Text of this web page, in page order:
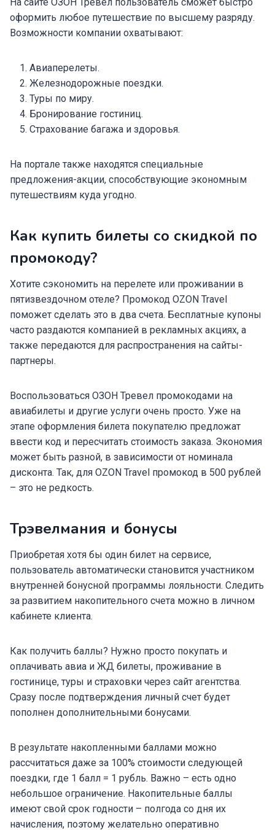
оформить любое путешествие по высшему разряду.
Возможности компании охватывают:
Авиаперелеты.
Железнодорожные поездки.
Туры по миру.
Бронирование гостиниц.
Страхование багажа и здоровья.
На портале также находятся специальные
предложения-акции, способствующие экономным
путешествиям куда угодно.
Как купить билеты со скидкой по
промокоду?
Хотите сэкономить на перелете или проживании в
пятизвездочном отеле? Промокод OZON Travel
поможет сделать это в два счета. Бесплатные купоны
часто раздаются компанией в рекламных акциях, а
также передаются для распространения на сайты-
партнеры.
Воспользоваться ОЗОН Тревел промокодами на
авиабилеты и другие услуги очень просто. Уже на
этапе оформления билета покупателю предложат
ввести код и пересчитать стоимость заказа. Экономия
может быть разной, в зависимости от номинала
дисконта. Так, для OZON Travel промокод в 500 рублей
– это не редкость.
Трэвелмания и бонусы
Приобретая хотя бы один билет на сервисе,
пользователь автоматически становится участником
внутренней бонусной программы лояльности. Следить
за развитием накопительного счета можно в личном
кабинете клиента.
Как получить баллы? Нужно просто покупать и
оплачивать авиа и ЖД билеты, проживание в
гостинице, туры и страховки через сайт агентства.
Сразу после подтверждения личный счет будет
пополнен дополнительными бонусами.
В результате накопленными баллами можно
рассчитаться даже за 100% стоимости следующей
поездки, где 1 балл = 1 рубль. Важно – есть одно
небольшое ограничение. Накопительные баллы
имеют свой срок годности – полгода со дня их
начисления, поэтому желательно оперативно